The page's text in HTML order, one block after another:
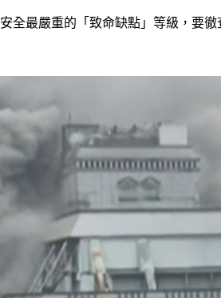
最嚴重的「致命缺點」等級，要